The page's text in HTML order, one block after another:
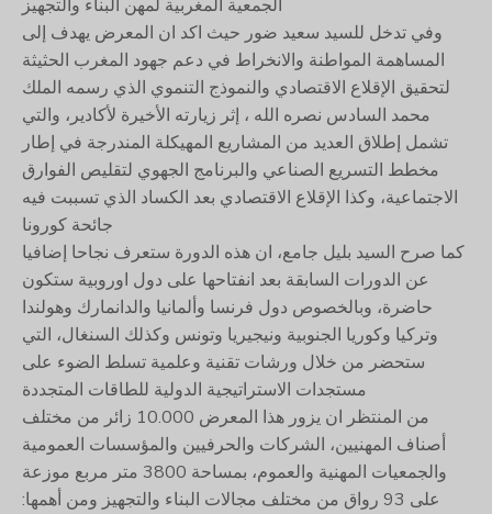
الجمعية المغربية لمهن البناء والتجهيز
وفي تدخل للسيد سعيد ضور حيث اكد ان المعرض يهدف إلى
المساهمة المواطنة والانخراط في دعم جهود المغرب الحثيثة
لتحقيق الإقلاع الاقتصادي والنموذج التنموي الذي رسمه الملك
محمد السادس نصره الله ، إثر زيارته الأخيرة لأكادير، والتي
تشمل إطلاق العديد من المشاريع المهيكلة المندرجة في إطار
مخطط التسريع الصناعي والبرنامج الجهوي لتقليص الفوارق
الاجتماعية، وكذا الإقلاع الاقتصادي بعد الكساد الذي تسببت فيه
جائحة كورونا
كما صرح السيد بليل جامع، ان هذه الدورة ستعرف نجاحا إضافيا
عن الدورات السابقة بعد انفتاحها على دول اوروبية ستكون
حاضرة، وبالخصوص دول فرنسا وألمانيا والدانمارك وهولندا
وتركيا وكوريا الجنوبية ونيجيريا وتونس وكذلك السنغال، التي
ستحضر من خلال ورشات تقنية وعلمية تسلط الضوء على
مستجدات الاستراتيجية الدولية للطاقات المتجددة
من المنتظر ان يزور هذا المعرض 10.000 زائر من مختلف
أصناف المهنيين، الشركات والحرفيين والمؤسسات العمومية
والجمعيات المهنية والعموم، بمساحة 3800 متر مربع موزعة
على 93 رواق من مختلف مجالات البناء والتجهيز ومن أهمها: